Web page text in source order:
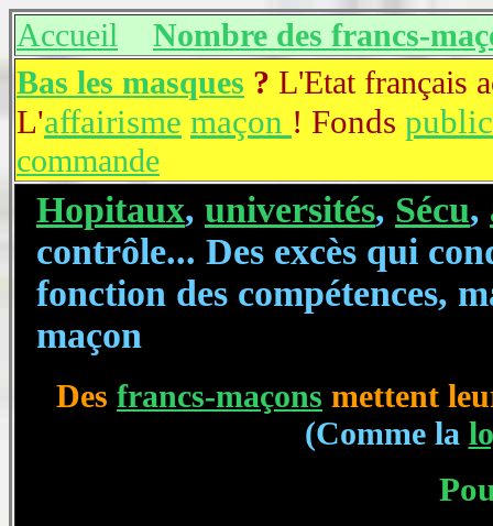
Accueil
Nombre des francs-
Bas les masques ? L'Etat français
L'affairisme maçon ! Fonds
commande
Hopitaux, universités, Sécu,
contrôle... Des excès qui
fonction des compétences,
maçon
Des francs-maçons mettent
(Comme la